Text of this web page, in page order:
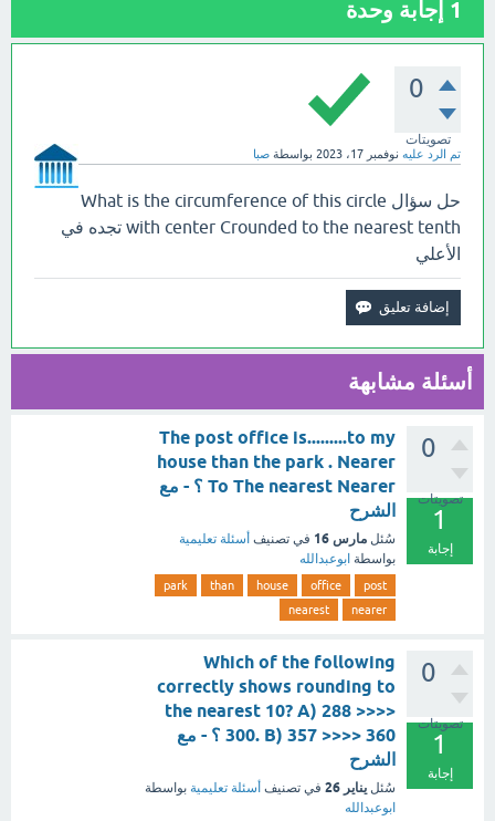
1 إجابة وحدة
0
تصويتات
تم الرد عليه نوفمبر 17، 2023 بواسطة صبا
حل سؤال What is the circumference of this circle
with center Crounded to the nearest tenth تجده في
الأعلي
أسئلة مشابهة
0
تصويتات
1
إجابة
The post office is.........to my
house than the park . Nearer
To The nearest Nearer ؟ - مع
الشرح
سُئل مارس 16 في تصنيف أسئلة تعليمية
بواسطة ابوعبدالله
post
office
house
than
park
nearer
nearest
0
تصويتات
1
إجابة
Which of the following
correctly shows rounding to
the nearest 10? A) 288 >>>>
300. B) 357 >>>> 360 ؟ - مع
الشرح
سُئل يناير 26 في تصنيف أسئلة تعليمية بواسطة
ابوعبدالله